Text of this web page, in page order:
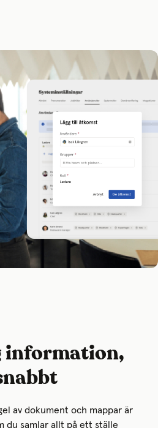
information,
av dokument och mappar är
du samlar allt på ett ställe